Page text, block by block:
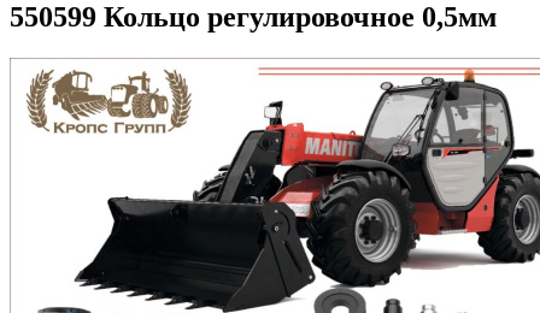
550599 Кольцо регулировочное 0,5мм